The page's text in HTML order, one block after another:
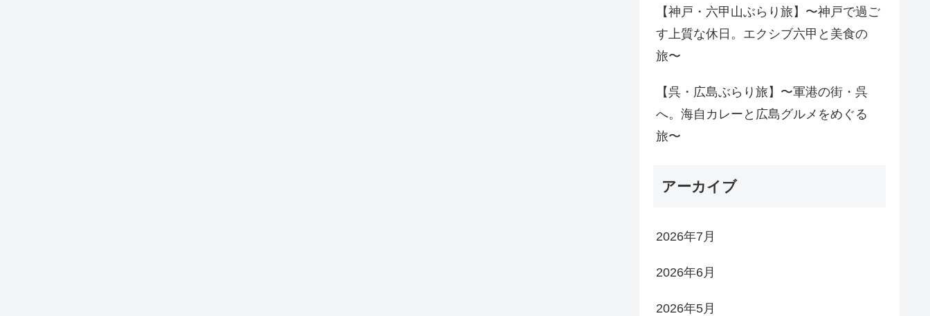
【神戸・六甲山ぶらり旅】〜神戸で過ご
す上質な休日。エクシブ六甲と美食の
旅〜
【呉・広島ぶらり旅】〜軍港の街・呉
へ。海自カレーと広島グルメをめぐる
旅〜
アーカイブ
2026年7月
2026年6月
2026年5月